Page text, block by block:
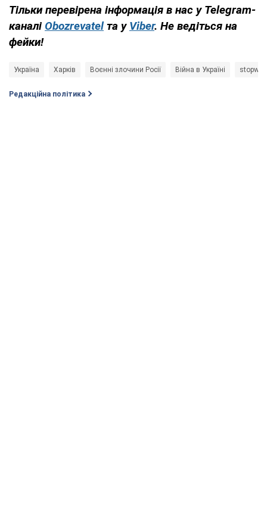
Тільки перевірена інформація в нас у Telegram-
каналі Obozrevatel та у Viber. Не ведіться на
фейки!
Україна Харків Воєнні злочини Росії Війна в Україні stopwar
Редакційна політика